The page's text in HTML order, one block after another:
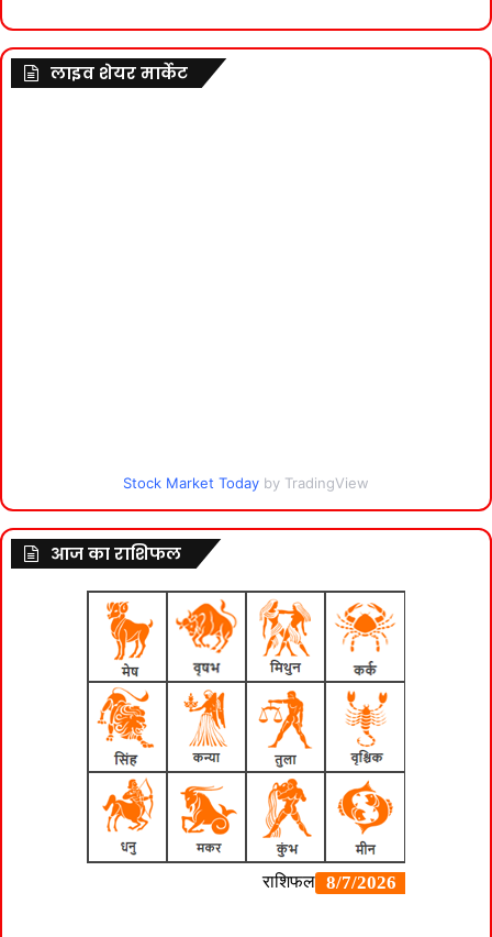
लाइव शेयर मार्केट
Stock Market Today by TradingView
आज का राशिफल